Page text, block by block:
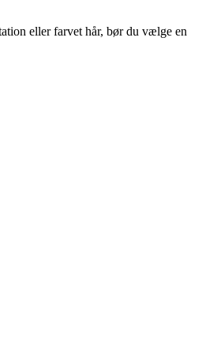
eller farvet hår, bør du vælge en